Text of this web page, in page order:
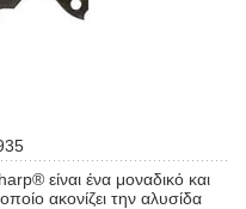
είναι ένα μοναδικό και
ακονίζει την αλυσίδα